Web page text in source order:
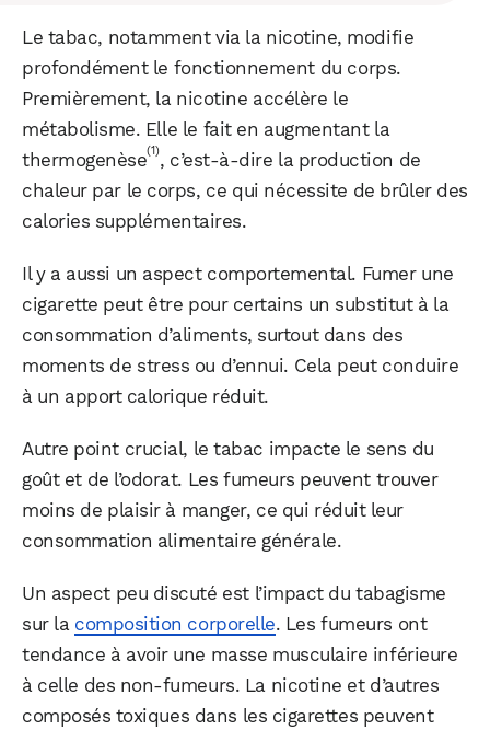
Le tabac, notamment via la nicotine, modifie
profondément le fonctionnement du corps.
Premièrement, la nicotine accélère le
métabolisme. Elle le fait en augmentant la
thermogenèse(1), c’est-à-dire la production de
chaleur par le corps, ce qui nécessite de brûler des
calories supplémentaires.
Il y a aussi un aspect comportemental. Fumer une
cigarette peut être pour certains un substitut à la
consommation d’aliments, surtout dans des
moments de stress ou d’ennui. Cela peut conduire
à un apport calorique réduit.
Autre point crucial, le tabac impacte le sens du
goût et de l’odorat. Les fumeurs peuvent trouver
moins de plaisir à manger, ce qui réduit leur
consommation alimentaire générale.
Un aspect peu discuté est l’impact du tabagisme
sur la composition corporelle. Les fumeurs ont
tendance à avoir une masse musculaire inférieure
à celle des non-fumeurs. La nicotine et d’autres
composés toxiques dans les cigarettes peuvent